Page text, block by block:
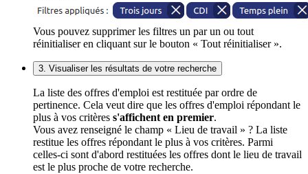
Vous pouvez supprimer les filtres un par un ou tout
réinitialiser en cliquant sur le bouton « Tout réinitialiser ».
3. Visualiser les résultats de votre recherche
La liste des offres d'emploi est restituée par ordre de
pertinence. Cela veut dire que les offres d'emploi répondant le
plus à vos critères s'affichent en premier.
Vous avez renseigné le champ « Lieu de travail » ? La liste
restitue les offres répondant le plus à vos critères. Parmi
celles-ci sont d'abord restituées les offres dont le lieu de travail
est le plus proche de votre recherche.